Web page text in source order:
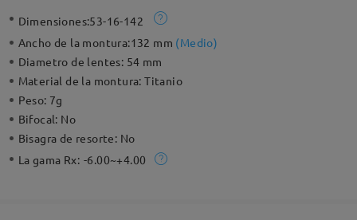
Dimensiones:53-16-142
Ancho de la montura:132 mm (Medio)
Diametro de lentes: 54 mm
Material de la montura:Titanio
Peso: 7g
Bifocal: No
Bisagra de resorte: No
La gama Rx: -6.00~+4.00